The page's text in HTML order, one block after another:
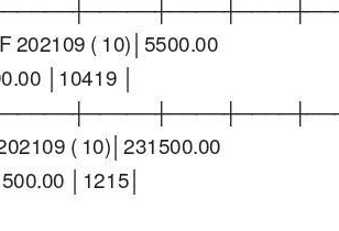
202109 ( 10)│5500.00
│10419 │
( 10)│231500.00
│1215│